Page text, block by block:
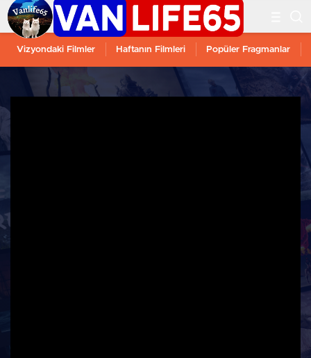
Vizyondaki Filmler Haftanın Filmleri Popüler Fragmanlar